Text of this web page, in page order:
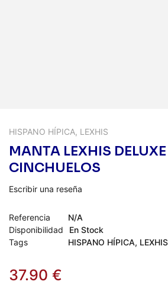
HISPANO HÍPICA, LEXHIS
MANTA LEXHIS
CINCHUELOS
Escribir una reseña
Referencia
N/A
Disponibilidad
En Stock
Tags
HISPANO HÍPICA, LEXHIS
37.90 €